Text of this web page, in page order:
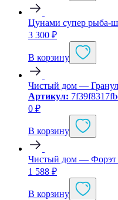
Цунами супер рыба-
3 300 ₽
В корзину
Чистый дом —
Артикул:
0 ₽
В корзину
Чистый дом — Форэт
1 588 ₽
В корзину